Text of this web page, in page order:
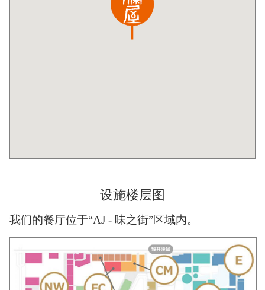
设施楼层图
我们的餐厅位于“AJ ‐ 味之街”区域内。